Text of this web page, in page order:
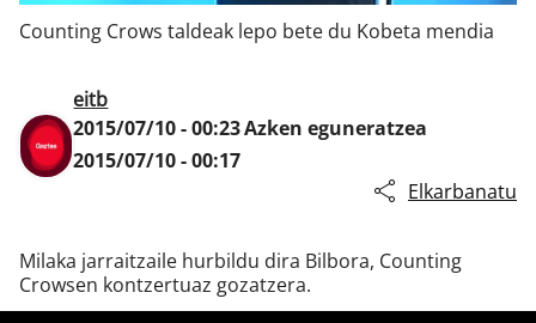
Klisk
Counting Crows taldeak lepo bete du Kobeta mendia
eitb
2015/07/10 - 00:23Azken eguneratzea
2015/07/10 - 00:17
Elkarbanatu
Milaka jarraitzaile hurbildu dira Bilbora, Counting
Crowsen kontzertuaz gozatzera.